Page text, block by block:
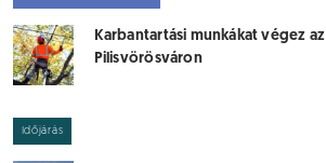
Karbantartási munkákat végez az
Pilisvörösváron
Időjárás